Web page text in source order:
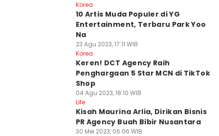
Korea
10 Artis Muda Populer di YG
Entertainment, Terbaru Park Yoo
Na
23 Agu 2023, 17:11 WIB
Korea
Keren! DCT Agency Raih
Penghargaan 5 Star MCN di TikTok
Shop
04 Agu 2023, 18:10 WIB
Life
Kisah Maurina Arlia, Dirikan Bisnis
PR Agency Buah Bibir Nusantara
30 Mei 2023, 06:06 WIB